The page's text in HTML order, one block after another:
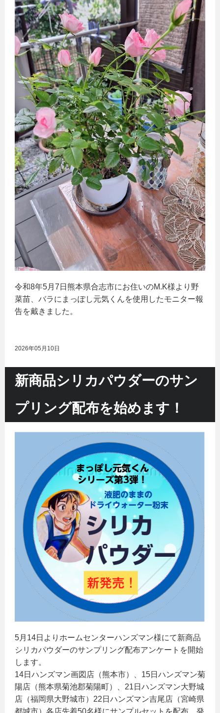
令和8年5月7日熊本県合志市にお住いのM.K様より野
菜苗、バラにまっぽし元気くんを使用したモニター報
告を戴きました。
2026年05月10日
新商品シリカパウダーのサン
プリング配布を始めます！
5月14日よりホームセンターハンズマン様にて新商品
シリカパウダーのサンプリング配布アンケートを開始
します。
14日ハンズマン画図店（熊本市）、15日ハンズマン菊
陽店（熊本県菊池郡菊陽町）、21日ハンズマン大野城
店（福岡県大野城市）22日ハンズマン吉尾店（宮崎県